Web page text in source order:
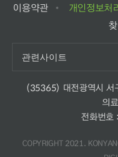
이용약관 개인정보처
관련사이트
(35365) 대전광역시 서
의
전화번
COPYRIGHT 2021.